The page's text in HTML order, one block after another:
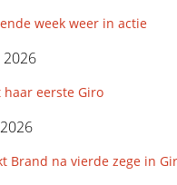
week weer in actie
2026
eerste Giro
Brand na vierde zege in